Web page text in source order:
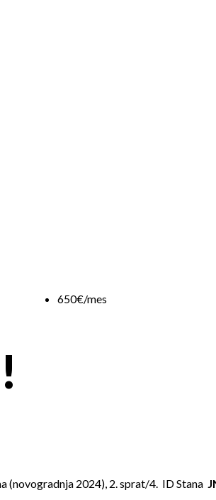
650€/mes
(novogradnja 2024), 2. sprat/4. ID Stana